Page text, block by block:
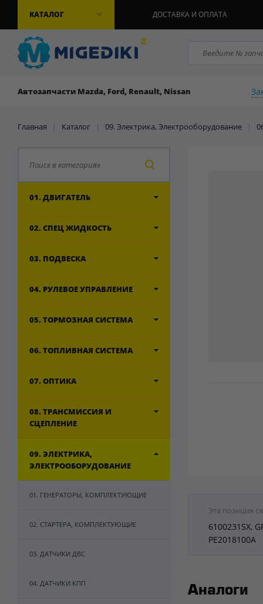
КАТАЛОГ ДОСТАВКА И ОПЛАТА
Автозапчасти Mazda, Ford, Renault, Nissan
Главная | Каталог | 09. Электрика, Электрооборудование |
01. ДВИГАТЕЛЬ
02. СПЕЦ ЖИДКОСТЬ
03. ПОДВЕСКА
04. РУЛЕВОЕ УПРАВЛЕНИЕ
05. ТОРМОЗНАЯ СИСТЕМА
06. ТОПЛИВНАЯ СИСТЕМА
07. ОПТИКА
08. ТРАНСМИССИЯ И
СЦЕПЛЕНИЕ
09. ЭЛЕКТРИКА,
ЭЛЕКТРООБОРУДОВАНИЕ
01. ГЕНЕРАТОРЫ, КОМПЛЕКТУЮЩИЕ
02. СТАРТЕРА, КОМПЛЕКТУЮЩИЕ
03. ДАТЧИКИ ДВС
04. ДАТЧИКИ КПП
Эта позиция
6100231SX,
PE2018100A
Аналоги